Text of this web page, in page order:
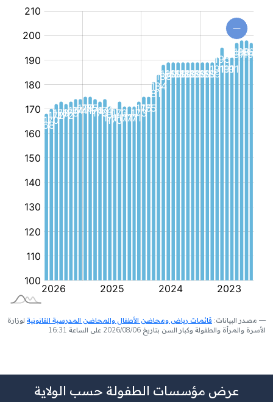
مؤسسة
مصدر البيانات: قائمات رياض ومحاضن الأطفال والمحاضن المدرسية القانونية لوزارة
الأسرة والمرأة والطفولة وكبار السن بتاريخ 2026/08/06 على الساعة 16:31
عرض مؤسسات الطفولة حسب الولاية